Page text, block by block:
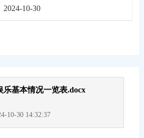
2024-10-30
乐基本情况一览表.docx
10-30 14:32:37